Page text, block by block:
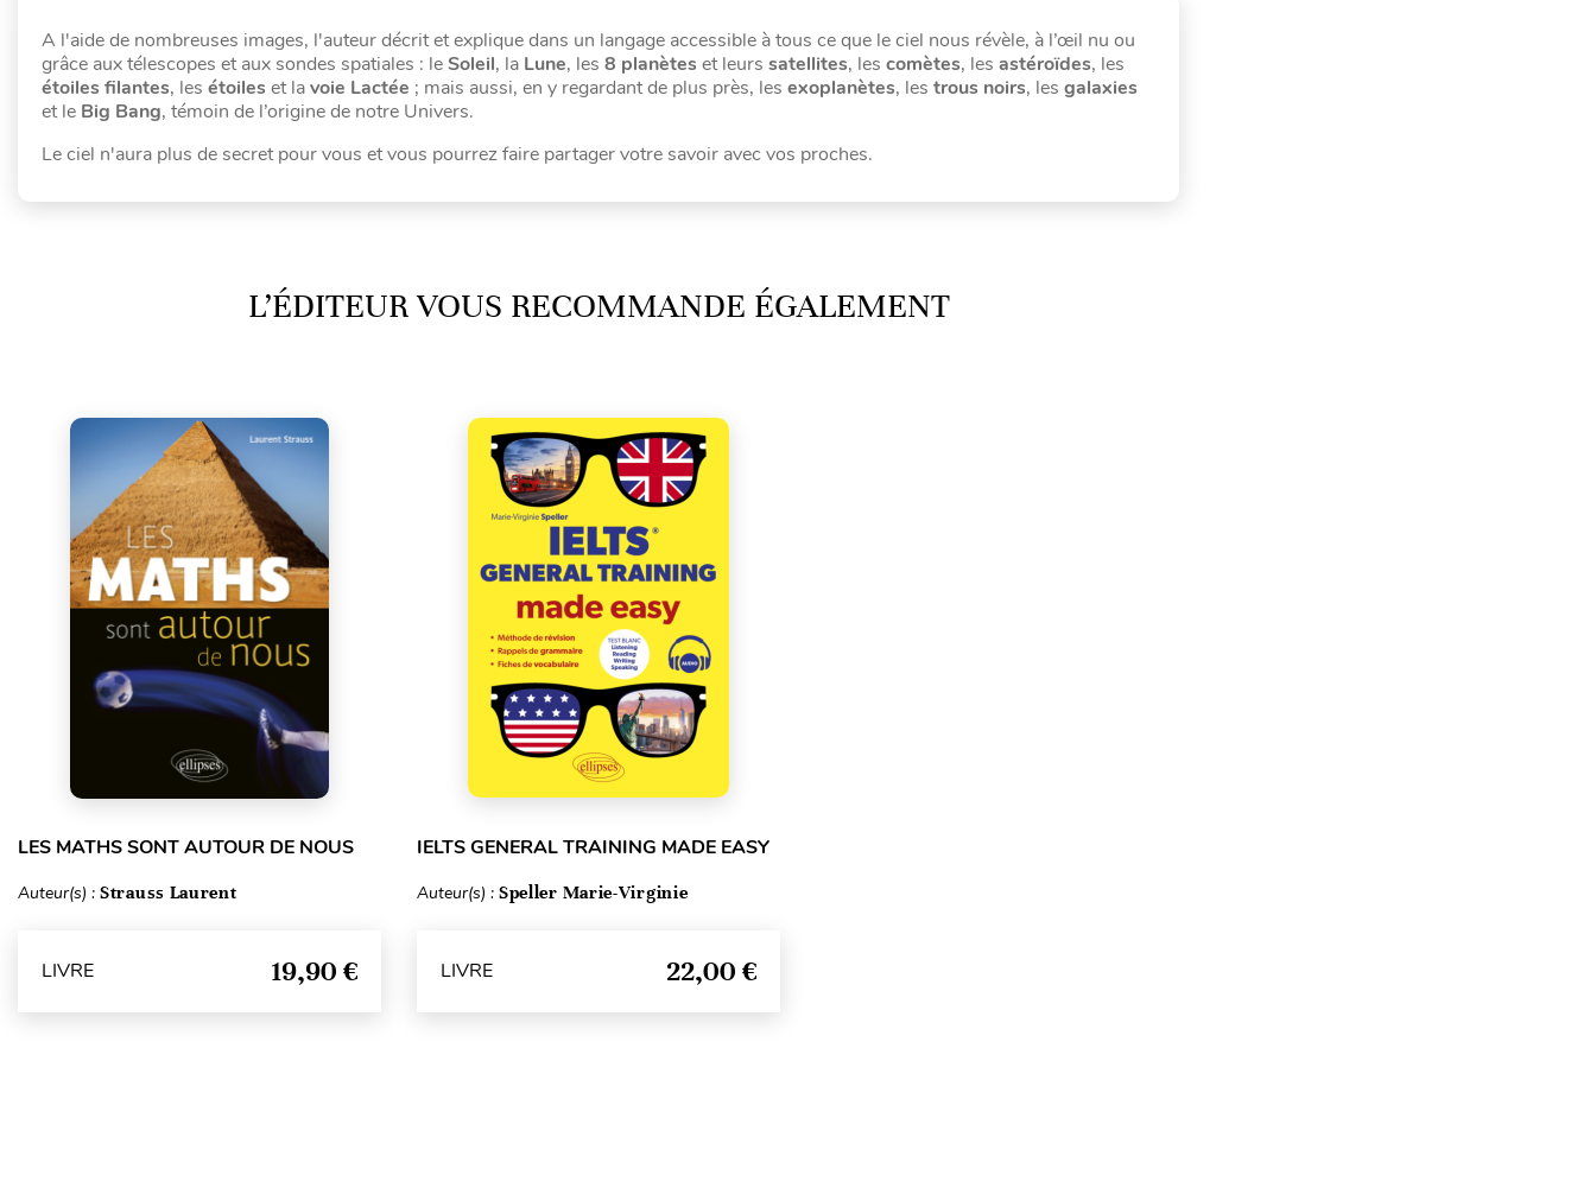
A l'aide de nombreuses images, l'auteur décrit et explique dans un langage accessible à tous ce que le ciel nous révèle, à l’œil nu ou
grâce aux télescopes et aux sondes spatiales : leSoleil, la Lune, les 8 planètes et leurs satellites, les comètes, les astéroïdes, les
étoiles filantes, les étoiles et lavoie Lactée ; mais aussi, en y regardant de plus près, les exoplanètes, les trous noirs, les galaxies
et le Big Bang, témoin de l’origine de notre Univers.
Le ciel n'aura plus de secret pour vous et vous pourrez faire partager votre savoir avec vos proches.
L’ÉDITEUR VOUS RECOMMANDE ÉGALEMENT
LES MATHS SONT AUTOUR DE NOUS
Auteur(s) : Strauss Laurent
LIVRE 19,90 €
IELTS GENERAL TRAINING MADE EASY
Auteur(s) : Speller Marie-Virginie
LIVRE 22,00 €